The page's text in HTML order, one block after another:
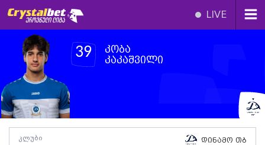
LIVE
39
კობა
კაკაშვილი
კლუბი დინამო თბ